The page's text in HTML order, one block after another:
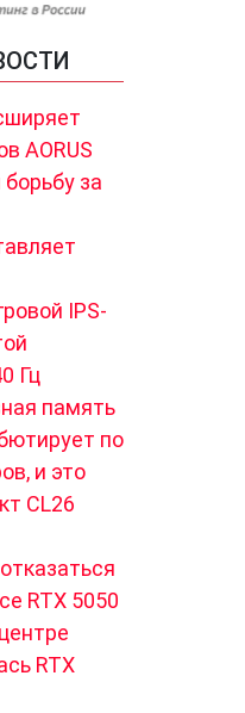
AORUS
за
IPS-
Гц
память
по
и это
CL26
RTX 5050
RTX